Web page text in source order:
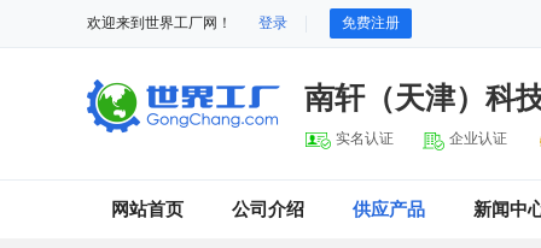
欢迎来到世界工厂网！ 登录 免费注册
南轩（天津）科
实名认证 企业认证
网站首页 公司介绍 供应产品 新闻中